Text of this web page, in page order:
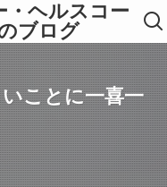
・ヘルスコー
ブログ
ことに一喜一